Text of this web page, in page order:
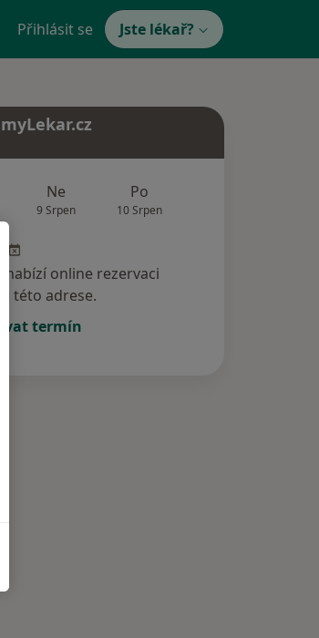
Přihlásit se Jste lékař?
Ne
9 Srpen
Po
10 Srpen
online rezervaci
této adrese.
termín